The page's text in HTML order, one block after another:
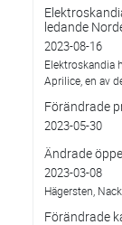
ledande
2023-08-16
Elektroskandia
Aprilice, en av
Förändrade
2023-05-30
Ändrade
2023-03-08
Hägersten,
Förändrade